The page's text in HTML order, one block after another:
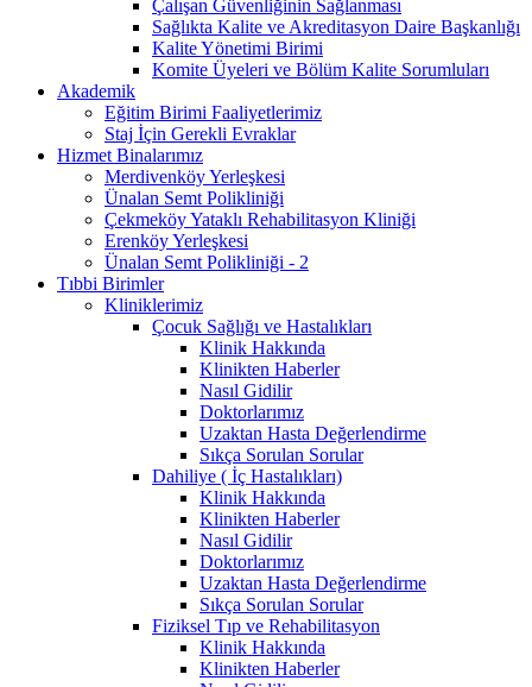
Çalışan Güvenliğinin Sağlanması
Sağlıkta Kalite ve Akreditasyon Daire Başkanlığı
Kalite Yönetimi Birimi
Komite Üyeleri ve Bölüm Kalite Sorumluları
Akademik
Eğitim Birimi Faaliyetlerimiz
Staj İçin Gerekli Evraklar
Hizmet Binalarımız
Merdivenköy Yerleşkesi
Ünalan Semt Polikliniği
Çekmeköy Yataklı Rehabilitasyon Kliniği
Erenköy Yerleşkesi
Ünalan Semt Polikliniği - 2
Tıbbi Birimler
Kliniklerimiz
Çocuk Sağlığı ve Hastalıkları
Klinik Hakkında
Klinikten Haberler
Nasıl Gidilir
Doktorlarımız
Uzaktan Hasta Değerlendirme
Sıkça Sorulan Sorular
Dahiliye ( İç Hastalıkları)
Klinik Hakkında
Klinikten Haberler
Nasıl Gidilir
Doktorlarımız
Uzaktan Hasta Değerlendirme
Sıkça Sorulan Sorular
Fiziksel Tıp ve Rehabilitasyon
Klinik Hakkında
Klinikten Haberler